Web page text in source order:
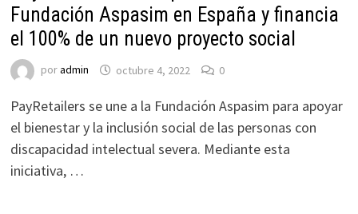
Fundación Aspasim en España y financia
el 100% de un nuevo proyecto social
poradmin octubre 4, 2022 0
PayRetailers se une a la Fundación Aspasim para apoyar
el bienestar y la inclusión social de las personas con
discapacidad intelectual severa. Mediante esta
iniciativa, …